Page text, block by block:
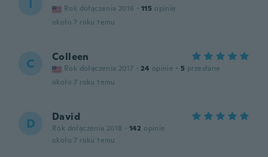
I Rok dołączenia 2016 · 115 opinie
około 7 roku temu
C Colleen
Rok dołączenia 2017 · 24 opinie · 5 przesłane
około 7 roku temu
D David
Rok dołączenia 2018 · 142 opinie
około 7 roku temu